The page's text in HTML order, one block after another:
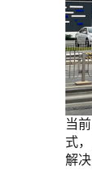
当
式
解